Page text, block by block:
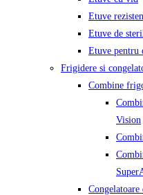
Etuve
Etuve de
Etuve pentru
Frigidere si
Combine
Vision